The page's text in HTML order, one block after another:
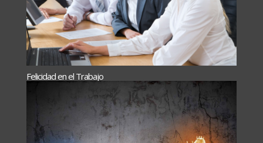
Felicidad en el Trabajo